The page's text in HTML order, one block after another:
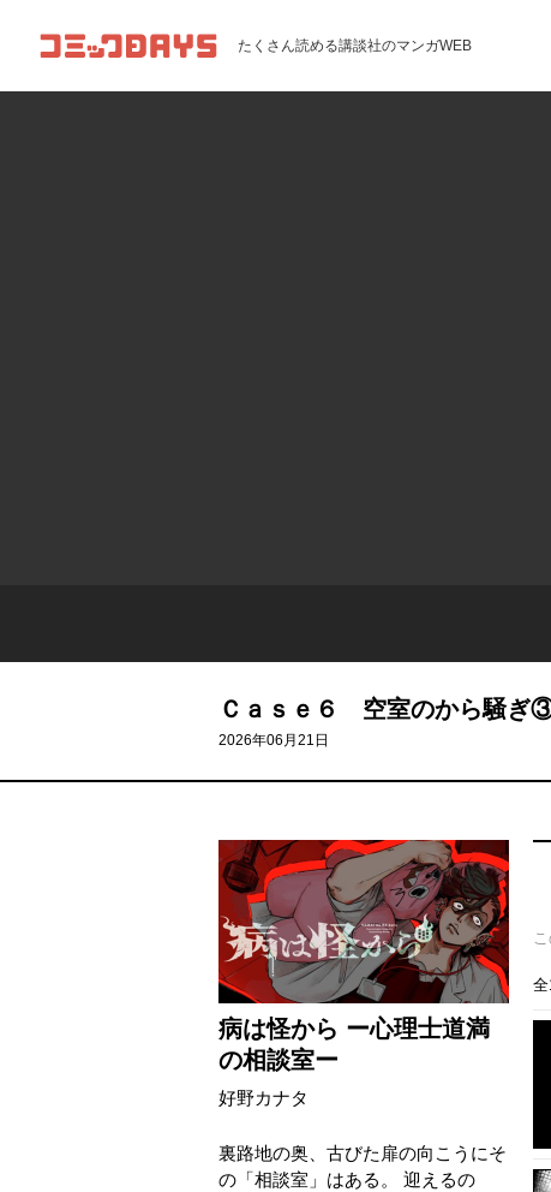
コミックDAYS たくさん読める講談社のマンガWEB
Ｃａｓｅ６ 空室のから騒ぎ
2026年06月21日
病は怪から ー心理士道満
の相談室ー
好野カナタ
裏路地の奥、古びた扉の向こうにそ
の「相談室」はある。 迎えるの